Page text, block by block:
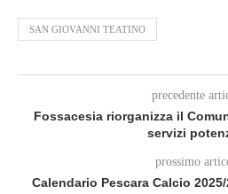
SAN GIOVANNI TEATINO
precedente
Fossacesia riorganizza il
servizi
prossimo
Calendario Pescara Calcio